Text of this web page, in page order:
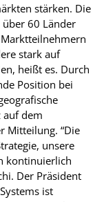
stärken. Die
60 Länder
stark auf
heißt es. Durch
Position bei
auf dem
Mitteilung. “Die
unsere
kontinuierlich
Der Präsident
ist